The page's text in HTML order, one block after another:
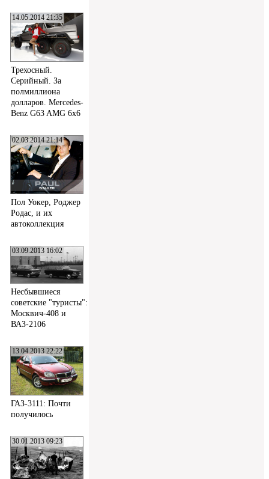
14.05.2014 21:35
Трехосный.
Серийный. За
полмиллиона
долларов. Mercedes-
Benz G63 AMG 6x6
02.03.2014 21:14
Пол Уокер, Роджер
Родас, и их
автоколлекция
03.09.2013 16:02
Несбывшиеся
советские "туристы":
Москвич-408 и
ВАЗ-2106
13.04.2013 22:22
ГАЗ-3111: Почти
получилось
30.01.2013 09:23